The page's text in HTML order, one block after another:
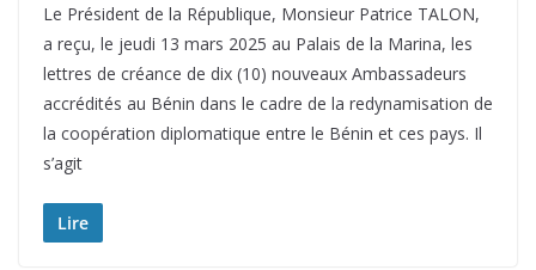
Le Président de la République, Monsieur Patrice TALON,
a reçu, le jeudi 13 mars 2025 au Palais de la Marina, les
lettres de créance de dix (10) nouveaux Ambassadeurs
accrédités au Bénin dans le cadre de la redynamisation de
la coopération diplomatique entre le Bénin et ces pays. Il
s’agit
Lire